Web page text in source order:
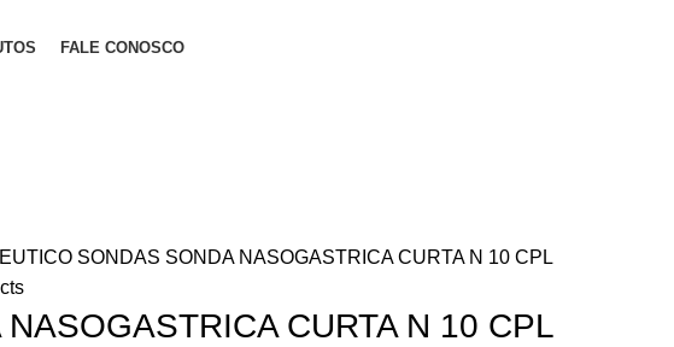
FALE CONOSCO
SONDAS SONDA NASOGASTRICA CURTA N 10 CPL
NASOGASTRICA CURTA N 10 CPL